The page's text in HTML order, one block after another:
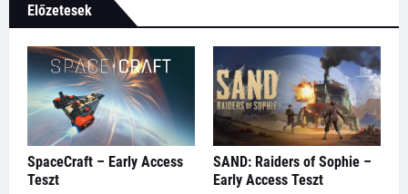
Előzetesek
SpaceCraft – Early Access
Teszt
SAND: Raiders of Sophie –
Early Access Teszt